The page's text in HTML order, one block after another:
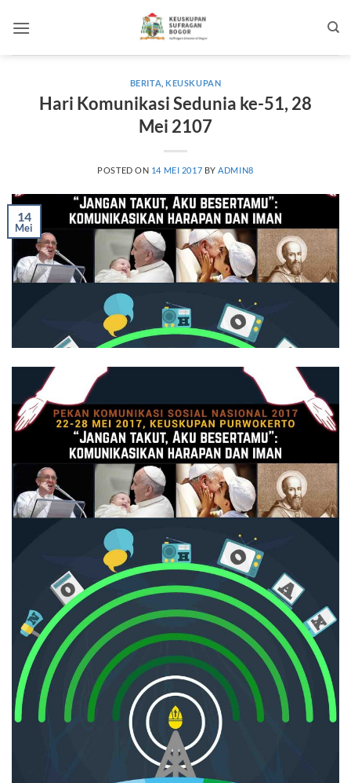
BERITA ,KEUSKUPAN
Hari Komunikasi Sedunia ke-51, 28
Mei 2107
POSTED ON 14 MEI 2017 BY ADMIN8
14
Mei